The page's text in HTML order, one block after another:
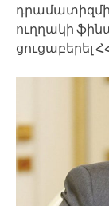
ուղղակի
ցուցաբերել